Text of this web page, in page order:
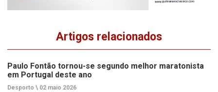
Artigos relacionados
Paulo Fontão tornou-se segundo melhor maratonista
em Portugal deste ano
Desporto \ 02 maio 2026